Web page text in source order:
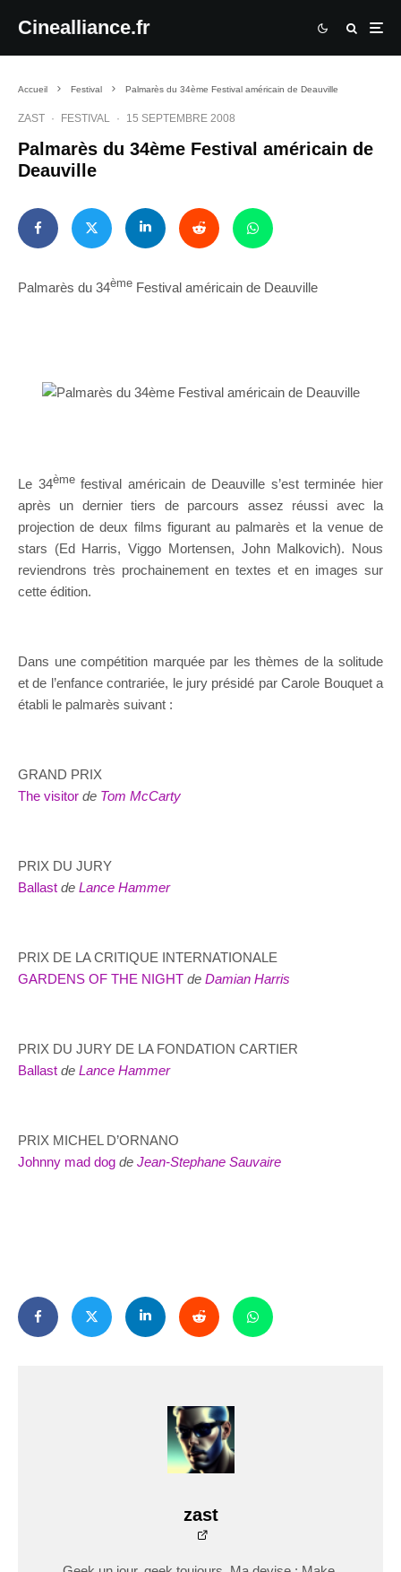
Cinealliance.fr
Accueil Festival Palmarès du 34ème Festival américain de Deauville
ZAST · FESTIVAL · 15 SEPTEMBRE 2008
Palmarès du 34ème Festival américain de
Deauville
Palmarès du 34ème Festival américain de Deauville
Le 34èmefestival américain de Deauville s’est terminée hier
après un dernier tiers de parcours assez réussi avec la
projection de deux films figurant au palmarès et la venue de
stars (Ed Harris, Viggo Mortensen, John Malkovich). Nous
reviendrons très prochainement en textes et en images sur
cette édition.
Dans une compétition marquée par les thèmes de la solitude
et de l’enfance contrariée, le jury présidé par Carole Bouquet a
établi le palmarès suivant :
GRAND PRIX
The visitor de Tom McCarty
PRIX DU JURY
Ballast de Lance Hammer
PRIX DE LA CRITIQUE INTERNATIONALE
GARDENS OF THE NIGHT de Damian Harris
PRIX DU JURY DE LA FONDATION CARTIER
Ballast de Lance Hammer
PRIX MICHEL D’ORNANO
Johnny mad dog de Jean-Stephane Sauvaire
zast